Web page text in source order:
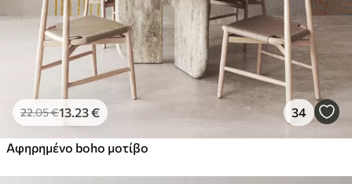
22.05€13 .23€ 34
Αφηρημένο boho μοτίβο